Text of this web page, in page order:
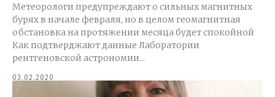
Метеорологи предупреждают о сильных магнитных
бурях в начале февраля, но в целом геомагнитная
обстановка на протяжении месяца будет спокойной
Как подтверджают данные Лаборатории
рентгеновской астрономии...
03.02.2020